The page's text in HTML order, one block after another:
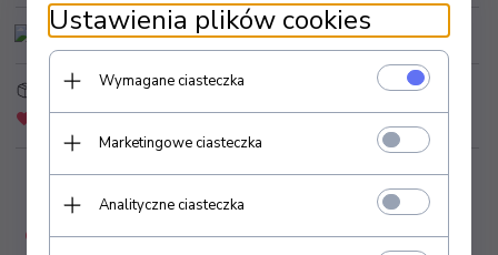
OPIS PRODUKTU
Strefa Klienta
Złóż zapytanie ofertowe
Dodaj do schowka
Zapytaj o produkt
Ustawienia plików cookies
Wymagane ciasteczka
Marketingowe ciasteczka
Analityczne ciasteczka